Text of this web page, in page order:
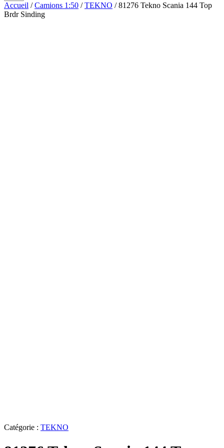
Accueil /Camions 1:50 /TEKNO / 81276 Tekno Scania 144 Top
Brdr Sinding
Catégorie : TEKNO